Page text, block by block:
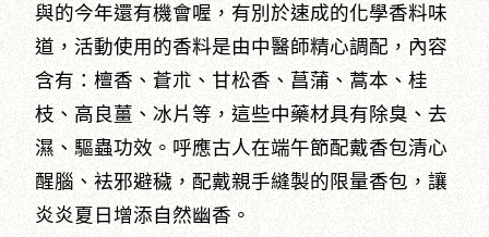
與的今年還有機會喔，有別於速成的化學香料味
道，活動使用的香料是由中醫師精心調配，內容
含有：檀香、蒼朮、甘松香、菖蒲、蒿本、桂
枝、高良薑、冰片等，這些中藥材具有除臭、去
濕、驅蟲功效。呼應古人在端午節配戴香包清心
醒腦、袪邪避穢，配戴親手縫製的限量香包，讓
炎炎夏日增添自然幽香。